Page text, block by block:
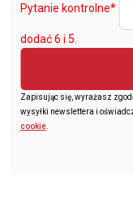
Pytanie kontrolne*
dodać 6 i 5.
Zapisując się, wyrażasz
wysyłki newslettera i
cookie